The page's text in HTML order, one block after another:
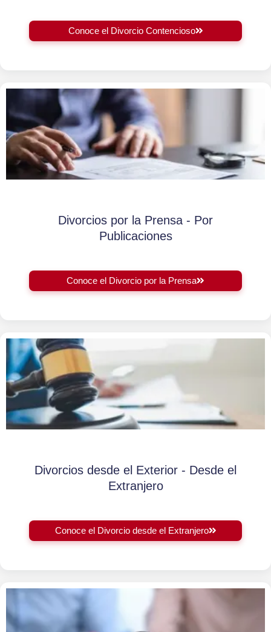
Conoce el Divorcio Contencioso
Divorcios por la Prensa - Por
Publicaciones
Conoce el Divorcio por la Prensa
Divorcios desde el Exterior - Desde el
Extranjero
Conoce el Divorcio desde el Extranjero